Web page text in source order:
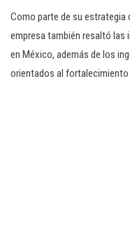
Como parte de su estrategia
empresa también resaltó las
en México, además de los
orientados al fortalecimiento